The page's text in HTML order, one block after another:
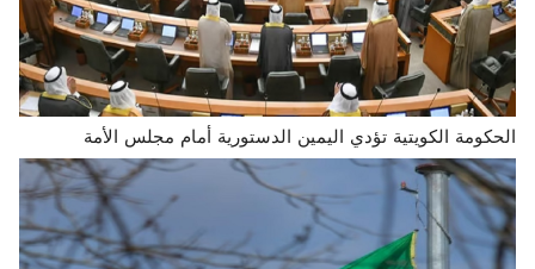
الحكومة الكويتية تؤدي اليمين الدستورية أمام مجلس الأمة